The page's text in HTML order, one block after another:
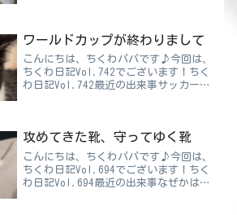
知られざる秘密に迫ってみ...
ワールドカップが終わりまして
こんにちは、ちくわパパです♪今回は、
ちくわ日記Vol.742でございます！ちく
わ日記Vol.742最近の出来事サッカーワ
りながら、伝...
攻めてきた靴、守ってゆく靴
こんにちは、ちくわパパです♪今回は、
ちくわ日記Vol.694でございます！ちく
わ日記Vol.694最近の出来事なぜかは分